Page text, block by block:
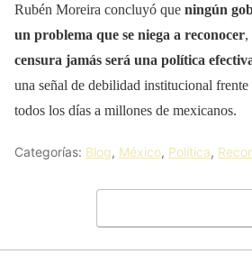
Rubén Moreira concluyó que ningún
un problema que se niega a reconocer,
censura jamás será una política
una señal de debilidad institucional frente
todos los días a millones de mexicanos.
Categorías: Blog, México, Política,